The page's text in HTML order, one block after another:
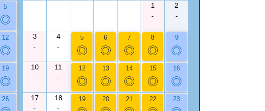
5
◎
12
◎
19
◎
26
1
-
2
-
3
-
4
-
5
◎
6
◎
7
◎
8
◎
9
◎
10
-
11
-
12
◎
13
◎
14
◎
15
◎
16
◎
17
-
18
-
19 20 21 22 23